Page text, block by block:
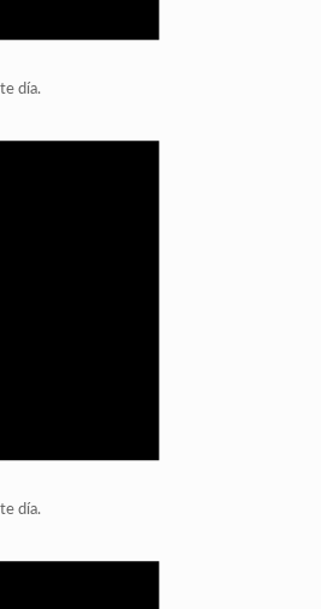
día.
día.